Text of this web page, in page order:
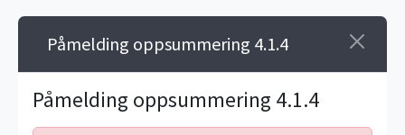
Påmelding oppsummering 4.1.4
Påmelding oppsummering 4.1.4